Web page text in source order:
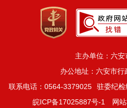
主办单位：六安
办公地址：六安市行
联系电话：0564-3379025
驻委纪
皖ICP备17025887号-1
网